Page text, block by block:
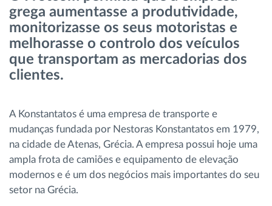
Identificação automática de condutores
Ver todas as funcionalidades
Como resolvemos cada necessidade da
atividade da frota
Calculadora de Benefícios
grega aumentasse a produtividade,
monitorizasse os seus motoristas e
melhorasse o controlo dos veículos
que transportam as mercadorias dos
clientes.
A Konstantatos é uma empresa de transporte e
mudanças fundada por Nestoras Konstantatos em 1979,
na cidade de Atenas, Grécia. A empresa possui hoje uma
ampla frota de camiões e equipamento de elevação
modernos e é um dos negócios mais importantes do seu
setor na Grécia.